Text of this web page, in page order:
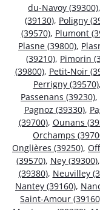
du-Navoy (39300),
(39130), Poligny
(39570), Plumont
Plasne (39800),
(39210), Pimorin
(39800), Petit-Noir
Perrigny (39570),
Passenans (39230),
Pagnoz (39330),
(39700), Ounans
Orchamps
Onglières (39250),
(39570), Ney (39300),
(39380), Neuvilley
Nantey (39160),
Saint-Amour